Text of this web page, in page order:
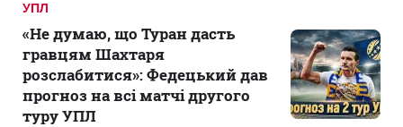
УПЛ
«Не думаю, що Туран дасть
гравцям Шахтаря
розслабитися»: Федецький дав
прогноз на всі матчі другого
туру УПЛ